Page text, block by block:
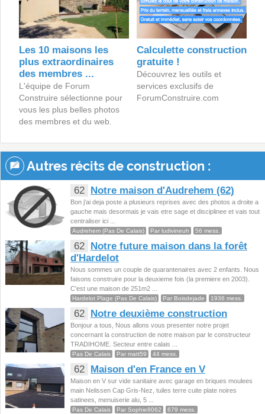
Les 10 maisons les
plus extraordinaires
des membres ...
L'équipe de Forum
Construire sélectionne pour
vous les plus belles photos
des membres et du web.
Calculette construction
gratuite !
Découvrez les outils et
services exclusifs de
ForumConstruire.com
Autres récits de construction :
62 Notre maison d'Audrehem (62)
Bon j'ai deja poste a plusieurs reprises avec des photos a droite a
gauche mais desormais je vais etre sage et disciplinee et vais tout
centraliser ici ...
Audrehem (Pas De Calais) Par ludivineuh 56 mess.
62
Notre future maison dans la forêt
d'Hardelot
Nous sommes un couple de quarantenaires avec 2 enfants. Nous
faisons construire pour la deuxieme fois (la premiere en 2003).
C'est une maison de 251m2 ...
Hardelot Plage (Pas De Calais) Par Boisdejade 1936 mess.
62 Notre deuxième construction
Bonjour a tous, Nous allons vous presenter notre projet
concernant la construction de notre maison par le constructeur
TRADIHOME. Secteur entre calais ...
Pas De Calais Par matt59 44 mess.
62 Maison d'en France en V
Maison en V sur vide sanitaire avec garage en briques moulees
main Nelissen Cap Gris-Nez, tuiles terre cuite plate noires
satinees, menuiserie alu, 5 ...
Pas De Calais Par Sophie8062 679 mess.